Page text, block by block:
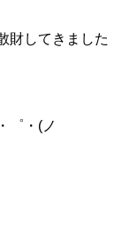
財してきました
゜・(ノ